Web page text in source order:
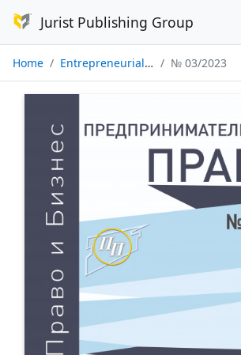
Jurist Publishing Group
Home Entrepreneurial Law № 03/2023